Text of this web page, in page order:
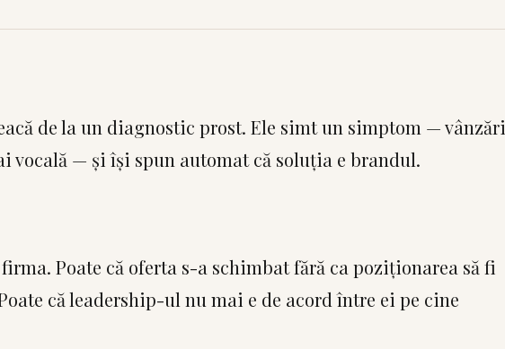
de la un diagnostic prost. Ele simt un simptom — vânzări
vocală — și își spun automat că soluția e brandul.
Poate că oferta s-a schimbat fără ca poziționarea să fi
că leadership-ul nu mai e de acord între ei pe cine